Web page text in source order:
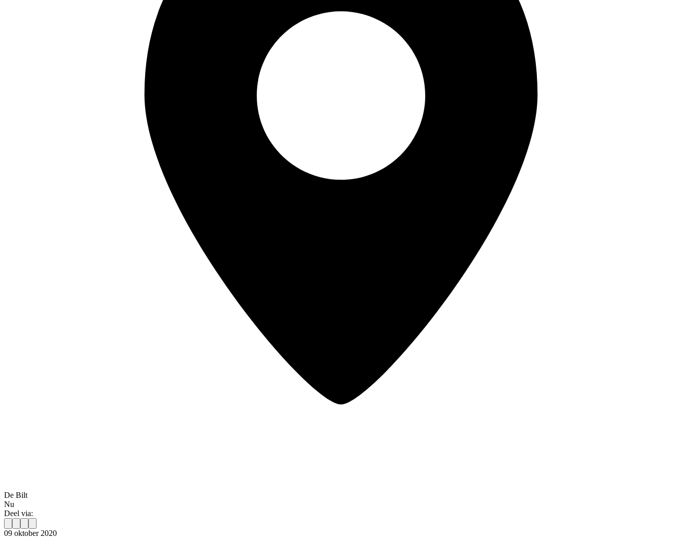
De Bilt
Nu
Deel via:
09 oktober 2020